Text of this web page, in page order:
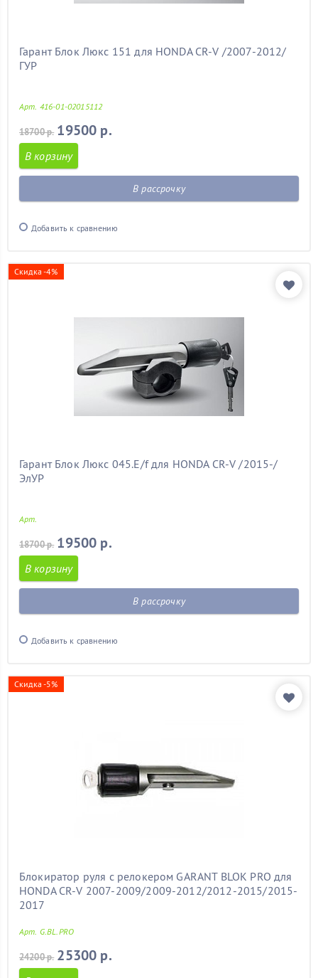
Гарант Блок Люкс 151 для HONDA CR-V /2007-2012/
ГУР
Арт. 416-01-02015112
18700 р. 19500 р.
В корзину
В рассрочку
Добавить к сравнению
Скидка -4%
Гарант Блок Люкс 045.E/f для HONDA CR-V /2015-/
ЭлУР
Арт.
18700 р. 19500 р.
В корзину
В рассрочку
Добавить к сравнению
Скидка -5%
Блокиратор руля с релокером GARANT BLOK PRO для
HONDA CR-V 2007-2009/2009-2012/2012-2015/2015-
2017
Арт. G.BL.PRO
24200 р. 25300 р.